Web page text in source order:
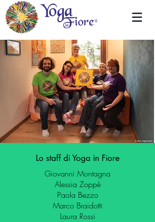
Lo staff di Yoga in Fiore
Giovanni Montagna
Alessia Zoppè
Paola Bezzo
Marco Braidotti
Laura Rossi